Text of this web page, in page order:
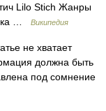
Lilo Stich Жанры
…
Википедия
не хватает
должна быть
под сомнение